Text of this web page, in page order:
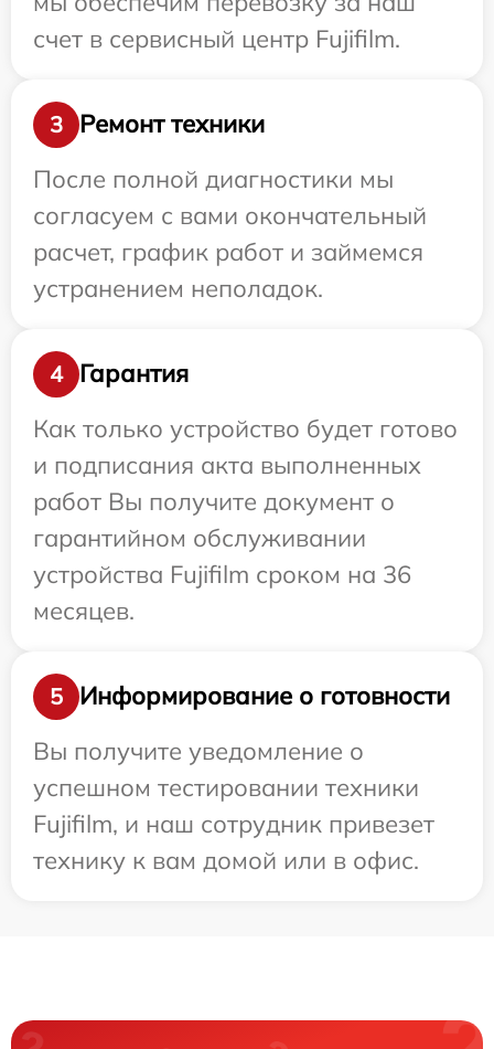
счет в сервисный центр Fujifilm.
3
Ремонт техники
После полной диагностики мы
согласуем с вами окончательный
расчет, график работ и займемся
устранением неполадок.
4
Гарантия
Как только устройство будет готово
и подписания акта выполненных
работ Вы получите документ о
гарантийном обслуживании
устройства Fujifilm сроком на 36
месяцев.
5
Информирование о готовности
Вы получите уведомление о
успешном тестировании техники
Fujifilm, и наш сотрудник привезет
технику к вам домой или в офис.